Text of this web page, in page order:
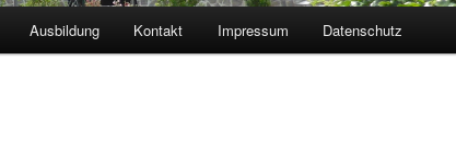
Ausbildung Kontakt Impressum Datenschutz